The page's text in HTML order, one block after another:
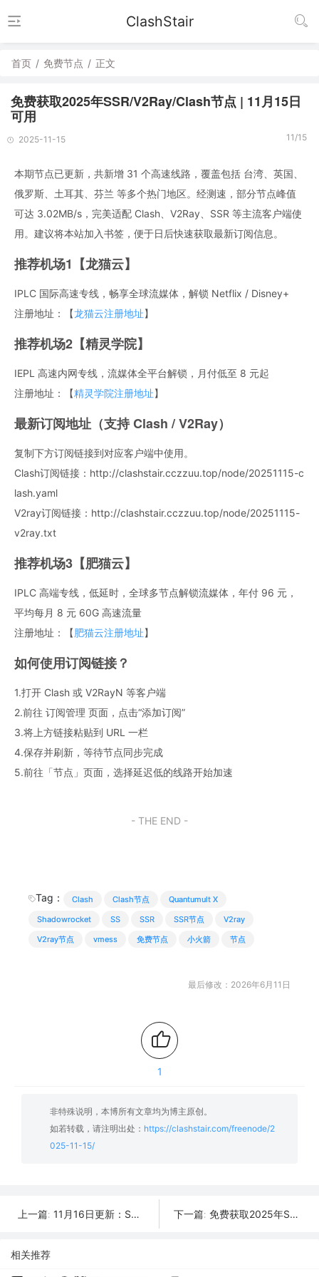
ClashStair
首页 / 免费节点 / 正文
免费获取2025年SSR/V2Ray/Clash节点 | 11月15日
可用
2025-11-15 11/15
本期节点已更新，共新增 31 个高速线路，覆盖包括 台湾、英国、
俄罗斯、土耳其、芬兰 等多个热门地区。经测速，部分节点峰值
可达 3.02MB/s，完美适配 Clash、V2Ray、SSR 等主流客户端使
用。建议将本站加入书签，便于日后快速获取最新订阅信息。
推荐机场1【龙猫云】
IPLC 国际高速专线，畅享全球流媒体，解锁 Netflix / Disney+
注册地址：【龙猫云注册地址】
推荐机场2【精灵学院】
IEPL 高速内网专线，流媒体全平台解锁，月付低至 8 元起
注册地址：【精灵学院注册地址】
最新订阅地址（支持 Clash / V2Ray）
复制下方订阅链接到对应客户端中使用。
Clash订阅链接：http://clashstair.cczzuu.top/node/20251115-c
lash.yaml
V2ray订阅链接：http://clashstair.cczzuu.top/node/20251115-
v2ray.txt
推荐机场3【肥猫云】
IPLC 高端专线，低延时，全球多节点解锁流媒体，年付 96 元，
平均每月 8 元 60G 高速流量
注册地址：【肥猫云注册地址】
如何使用订阅链接？
1.打开 Clash 或 V2RayN 等客户端
2.前往 订阅管理 页面，点击“添加订阅”
3.将上方链接粘贴到 URL 一栏
4.保存并刷新，等待节点同步完成
5.前往「节点」页面，选择延迟低的线路开始加速
- THE END -
Tag： Clash Clash节点
Quantumult X
Shadowrocket
SS SSR SSR节点
V2ray
V2ray节点
vmess 免费节点 小火箭 节点
最后修改：2026年6月11日
1
非特殊说明，本博所有文章均为博主原创。
如若转载，请注明出处： https://clashstair.com/freenode/2
025-11-15/
上一篇: 11月16日更新：SSR/V2Ray/Clash可用节点48条分享 下一篇: 免费获取2025年SSR/V2Ray/Clash节点 | 11月14日可用
相关推荐